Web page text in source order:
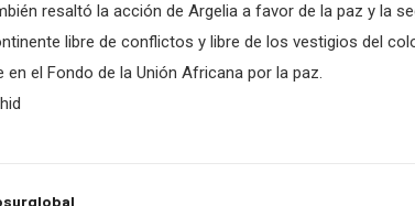
resaltó la acción de Argelia a favor de la paz y la
libre de conflictos y libre de los vestigios del
el Fondo de la Unión Africana por la paz.